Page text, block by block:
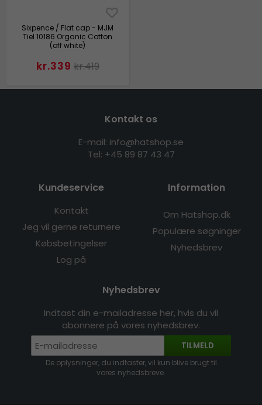
Sixpence / Flat cap - MJM
Tiel 10186 Organic Cotton
(off white)
kr.339 kr.419
Kontakt os
E-mail: info@hatshop.se
Tel: +45 89 87 43 47
Kundeservice
Kontakt
Jeg vil gerne returnere
Købsbetingelser
Log på
Information
Om Hatshop.dk
Populære søgninger
Nyhedsbrev
Nyhedsbrev
Indtast din e-mailadresse her, hvis du vil
abonnere på vores nyhedsbrev.
TILMELD
De oplysninger, du indtaster, vil kun blive brugt til
vores nyhedsbreve.